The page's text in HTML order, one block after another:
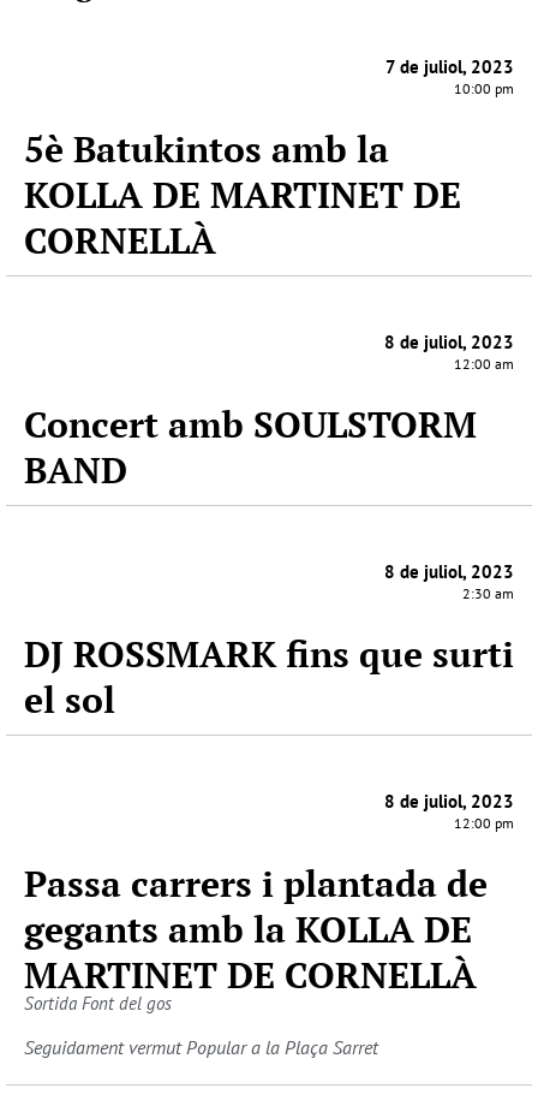
7 de juliol, 2023
10:00 pm
5è Batukintos amb la
KOLLA DE MARTINET DE
CORNELLÀ
8 de juliol, 2023
12:00 am
Concert amb SOULSTORM
BAND
8 de juliol, 2023
2:30 am
DJ ROSSMARK fins que surti
el sol
8 de juliol, 2023
12:00 pm
Passa carrers i plantada de
gegants amb la KOLLA DE
MARTINET DE CORNELLÀ
Sortida Font del gos
Seguidament vermut Popular a la Plaça Sarret